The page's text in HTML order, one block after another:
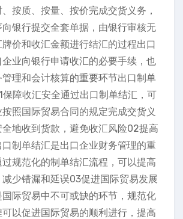
按质、按量、按价完成交货义务，
银行提交全套单据，由银行审核无
价和收汇金额进行结汇的过程出口
业向银行申请收汇的必要手续，也
理和会计核算的重要环节出口制单
障收汇安全通过出口制单结汇，可
照国际贸易合同的规定完成交货义
地收到货款，避免收汇风险02提高
制单结汇是出口企业财务管理的重
规范化的制单结汇流程，可以提高
少错漏和延误03促进国际贸易发展
际贸易中不可或缺的环节，规范化
以促进国际贸易的顺利进行，提高